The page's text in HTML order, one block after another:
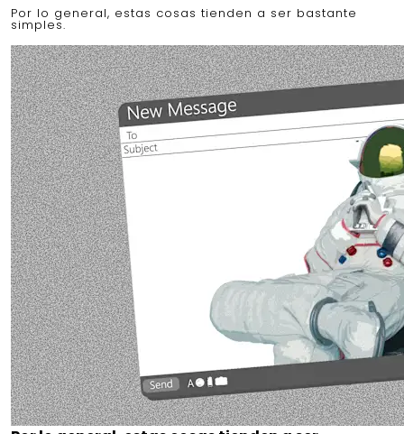
Por lo general, estas cosas tienden a ser bastante
simples.